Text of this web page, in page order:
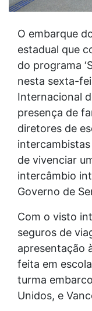
O embarque
estadual que
do programa
nesta sexta-
Internacional
presença de
diretores de
de vivenciar
intercâmbio
Governo de
Com o visto
seguros de
apresentação
feita em
turma
Unidos, e